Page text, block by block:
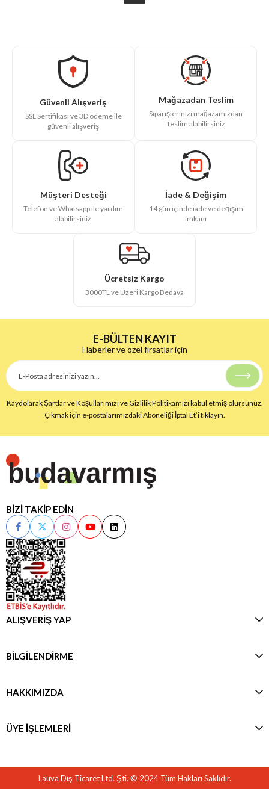
Güvenli Alışveriş
SSL Sertifikası ve 3D ödeme ile
güvenli alışveriş
Mağazadan Teslim
Siparişlerinizi mağazamızdan
Teslim alabilirsiniz
Müşteri Desteği
Telefon ve Whatsapp ile yardım
alabilirsiniz
İade & Değişim
14 gün içinde iade ve değişim
imkanı
Ücretsiz Kargo
3000TL ve Üzeri Kargo Bedava
E-BÜLTEN KAYIT
Haberler ve özel fırsatlar için
Kaydolarak Şartlar ve Koşullarımızı ve Gizlilik Politikamızı kabul etmiş olursunuz.
Çıkmak için e-postalarımızdaki Aboneliği İptal Et’i tıklayın.
BİZİ TAKİP EDİN
ALIŞVERİŞ YAP
BİLGİLENDİRME
HAKKIMIZDA
ÜYE İŞLEMLERİ
Lauva Dış Ticaret Ltd. Şti. © 2024 Tüm Hakları Saklıdır.